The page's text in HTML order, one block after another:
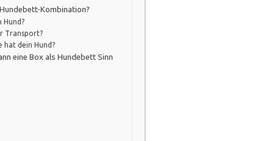
Kombination?
Hund?
Transport?
hat dein Hund?
eine Box als Hundebett Sinn